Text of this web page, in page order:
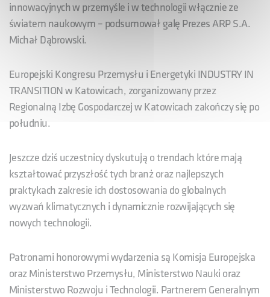
innowacyjnych w przemyśle i w technologii włącznie ze
światem naukowym – podsumował galę Prezes ARP S.A.
Michał Dąbrowski.
Europejski Kongresu Przemysłu i Energetyki INDUSTRY IN
TRANSITION w Katowicach, zorganizowany przez
Regionalną Izbę Gospodarczej w Katowicach zakończy się po
południu.
Jeszcze dziś uczestnicy dyskutują o trendach które mają
kształtować przyszłość tych branż oraz najlepszych
praktykach zakresie ich dostosowania do globalnych
wyzwań klimatycznych i dynamicznie rozwijających się
nowych technologii.
Patronami honorowymi wydarzenia są Komisja Europejska
oraz Ministerstwo Przemysłu, Ministerstwo Nauki oraz
Ministerstwo Rozwoju i Technologii. Partnerem Generalnym